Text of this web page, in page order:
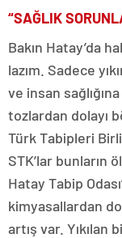
“SAĞLIK
Bakın Hatay’da
lazım. Sadece
ve insan
tozlardan dolayı
Türk Tabipleri
STK’lar bunların
Hatay Tabip
kimyasallardan
artış var. Yıkılan